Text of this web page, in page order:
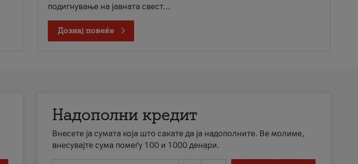
подигнување на јавната свест...
Дознај повеќе
Надополни кредит
Внесете ја сумата која што сакате да ја надополните. Ве молиме,
внесувајте сума помеѓу 100 и 1000 денари.